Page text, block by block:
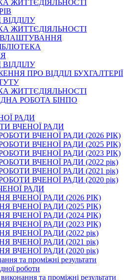
ЖИТТЄДІЯЛЬНОСТІ
ЖИТТЄДІЯЛЬНОСТІ
ПРО ВІДДІЛ БУХГАЛТЕРІЇ
ЖИТТЄДІЯЛЬНОСТІ
РОБОТА БІНПО
РАДИ
ВЧЕНОЇ РАДИ
ВЧЕНОЇ РАДИ (2026 РІК)
ВЧЕНОЇ РАДИ (2025 РІК)
ВЧЕНОЇ РАДИ (2023 РІК)
ВЧЕНОЇ РАДИ (2022 рік)
ВЧЕНОЇ РАДИ (2021 рік)
ВЧЕНОЇ РАДИ (2020 рік)
РАДИ
ВЧЕНОЇ РАДИ (2026 РІК)
ВЧЕНОЇ РАДИ (2025 РІК)
ВЧЕНОЇ РАДИ (2024 РІК)
ВЧЕНОЇ РАДИ (2023 РІК)
ВЧЕНОЇ РАДИ (2022 рік)
ВЧЕНОЇ РАДИ (2021 рік)
ВЧЕНОЇ РАДИ (2020 рік)
та проміжні результати
роботи
та проміжні результати